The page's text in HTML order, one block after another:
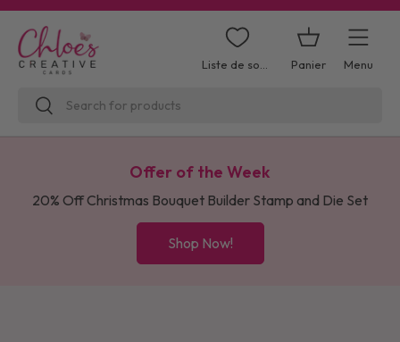
Aller au contenu
Recherche
Rechercher
Liste de souhaits Panier Menu
Offer of the Week
20% Off Christmas Bouquet Builder Stamp and Die Set
Shop Now!